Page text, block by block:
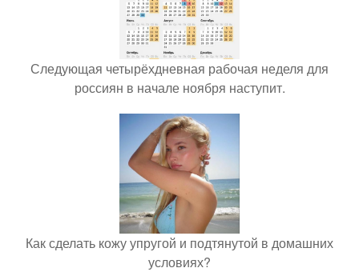
Следующая четырёхдневная рабочая неделя для
россиян в начале ноября наступит.
Как сделать кожу упругой и подтянутой в домашних
условиях?